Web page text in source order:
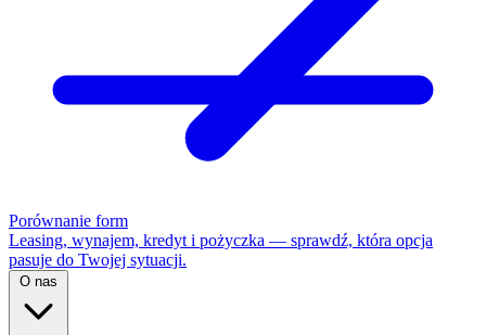
Porównanie form
Leasing, wynajem, kredyt i pożyczka — sprawdź, która opcja
pasuje do Twojej sytuacji.
O nas